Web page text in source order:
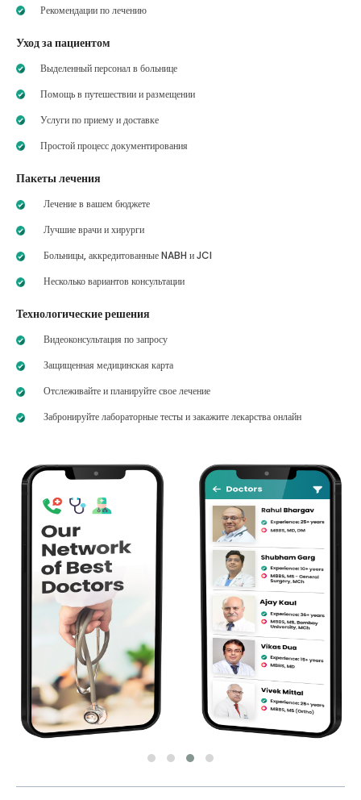
Рекомендации по лечению
Уход за пациентом
Выделенный персонал в больнице
Помощь в путешествии и размещении
Услуги по приему и доставке
Простой процесс документирования
Пакеты лечения
Лечение в вашем бюджете
Лучшие врачи и хирурги
Больницы, аккредитованные NABH и JCI
Несколько вариантов консультации
Технологические решения
Видеоконсультация по запросу
Защищенная медицинская карта
Отслеживайте и планируйте свое лечение
Забронируйте лабораторные тесты и закажите лекарства онлайн